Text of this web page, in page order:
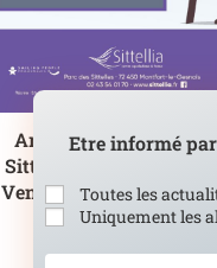
Etre informé
Toutes les
Uniquement les
Votre
Arrêt technique du
Sittellia du Lundi 26 juin
Vendredi 30 juin 2023
8 juin 2023